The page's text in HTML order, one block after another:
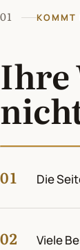
01 KOMMT
Ihre
01 Die
02 Viele